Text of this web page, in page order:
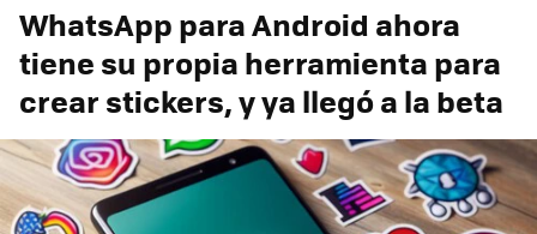
WhatsApp para Android ahora
tiene su propia herramienta para
crear stickers, y ya llegó a la beta